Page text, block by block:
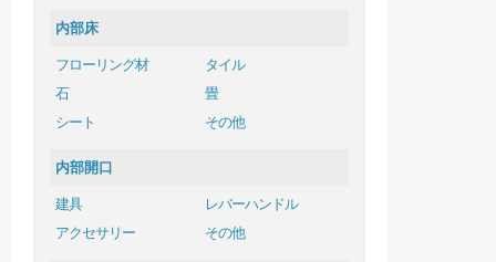
内部床
フローリング材
タイル
石
畳
シート
その他
内部開口
建具
レバーハンドル
アクセサリー
その他